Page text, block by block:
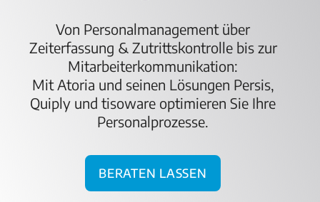
Von Personalmanagement über
Zeiterfassung & Zutrittskontrolle bis zur
Mitarbeiterkommunikation:
Mit Atoria und seinen Lösungen Persis,
Quiply und tisoware optimieren Sie Ihre
Personalprozesse.
Beraten lassen